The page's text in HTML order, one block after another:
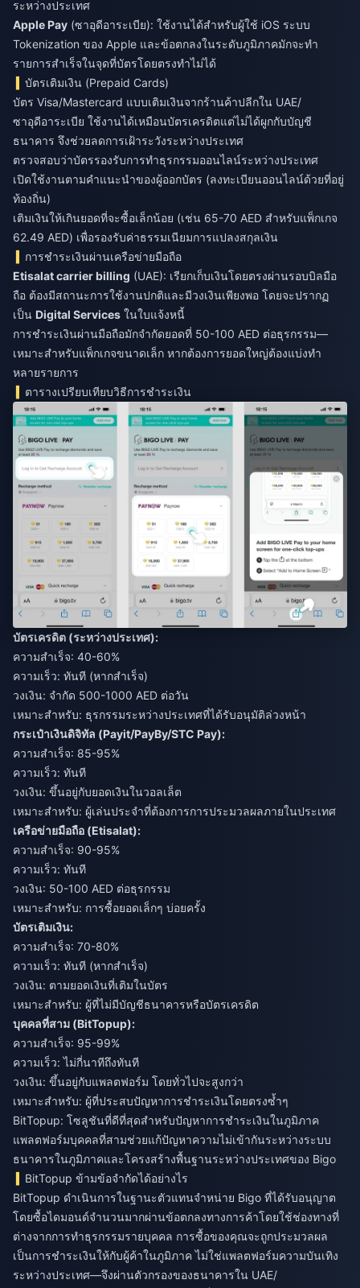
ระหว่างประเทศ
Apple Pay (ซาอุดีอาระเบีย): ใช้งานได้สำหรับผู้ใช้ iOS ระบบ
Tokenization ของ Apple และข้อตกลงในระดับภูมิภาคมักจะทำ
รายการสำเร็จในจุดที่บัตรโดยตรงทำไม่ได้
บัตรเติมเงิน (Prepaid Cards)
บัตร Visa/Mastercard แบบเติมเงินจากร้านค้าปลีกใน UAE/
ซาอุดีอาระเบีย ใช้งานได้เหมือนบัตรเครดิตแต่ไม่ได้ผูกกับบัญชี
ธนาคาร จึงช่วยลดการเฝ้าระวังระหว่างประเทศ
ตรวจสอบว่าบัตรรองรับการทำธุรกรรมออนไลน์ระหว่างประเทศ
เปิดใช้งานตามคำแนะนำของผู้ออกบัตร (ลงทะเบียนออนไลน์ด้วยที่อยู่
ท้องถิ่น)
เติมเงินให้เกินยอดที่จะซื้อเล็กน้อย (เช่น 65-70 AED สำหรับแพ็กเกจ
62.49 AED) เพื่อรองรับค่าธรรมเนียมการแปลงสกุลเงิน
การชำระเงินผ่านเครือข่ายมือถือ
Etisalat carrier billing (UAE): เรียกเก็บเงินโดยตรงผ่านรอบบิลมือ
ถือ ต้องมีสถานะการใช้งานปกติและมีวงเงินเพียงพอ โดยจะปรากฏ
เป็น Digital Services ในใบแจ้งหนี้
การชำระเงินผ่านมือถือมักจำกัดยอดที่ 50-100 AED ต่อธุรกรรม—
เหมาะสำหรับแพ็กเกจขนาดเล็ก หากต้องการยอดใหญ่ต้องแบ่งทำ
หลายรายการ
ตารางเปรียบเทียบวิธีการชำระเงิน
บัตรเครดิต (ระหว่างประเทศ):
ความสำเร็จ: 40-60%
ความเร็ว: ทันที (หากสำเร็จ)
วงเงิน: จำกัด 500-1000 AED ต่อวัน
เหมาะสำหรับ: ธุรกรรมระหว่างประเทศที่ได้รับอนุมัติล่วงหน้า
กระเป๋าเงินดิจิทัล (Payit/PayBy/STC Pay):
ความสำเร็จ: 85-95%
ความเร็ว: ทันที
วงเงิน: ขึ้นอยู่กับยอดเงินในวอลเล็ต
เหมาะสำหรับ: ผู้เล่นประจำที่ต้องการการประมวลผลภายในประเทศ
เครือข่ายมือถือ (Etisalat):
ความสำเร็จ: 90-95%
ความเร็ว: ทันที
วงเงิน: 50-100 AED ต่อธุรกรรม
เหมาะสำหรับ: การซื้อยอดเล็กๆ บ่อยครั้ง
บัตรเติมเงิน:
ความสำเร็จ: 70-80%
ความเร็ว: ทันที (หากสำเร็จ)
วงเงิน: ตามยอดเงินที่เติมในบัตร
เหมาะสำหรับ: ผู้ที่ไม่มีบัญชีธนาคารหรือบัตรเครดิต
บุคคลที่สาม (BitTopup):
ความสำเร็จ: 95-99%
ความเร็ว: ไม่กี่นาทีถึงทันที
วงเงิน: ขึ้นอยู่กับแพลตฟอร์ม โดยทั่วไปจะสูงกว่า
เหมาะสำหรับ: ผู้ที่ประสบปัญหาการชำระเงินโดยตรงซ้ำๆ
BitTopup: โซลูชันที่ดีที่สุดสำหรับปัญหาการชำระเงินในภูมิภาค
แพลตฟอร์มบุคคลที่สามช่วยแก้ปัญหาความไม่เข้ากันระหว่างระบบ
ธนาคารในภูมิภาคและโครงสร้างพื้นฐานระหว่างประเทศของ Bigo
BitTopup ข้ามข้อจำกัดได้อย่างไร
BitTopup ดำเนินการในฐานะตัวแทนจำหน่าย Bigo ที่ได้รับอนุญาต
โดยซื้อไดมอนด์จำนวนมากผ่านข้อตกลงทางการค้าโดยใช้ช่องทางที่
ต่างจากการทำธุรกรรมรายบุคคล การซื้อของคุณจะถูกประมวลผล
เป็นการชำระเงินให้กับผู้ค้าในภูมิภาค ไม่ใช่แพลตฟอร์มความบันเทิง
ระหว่างประเทศ—จึงผ่านตัวกรองของธนาคารใน UAE/